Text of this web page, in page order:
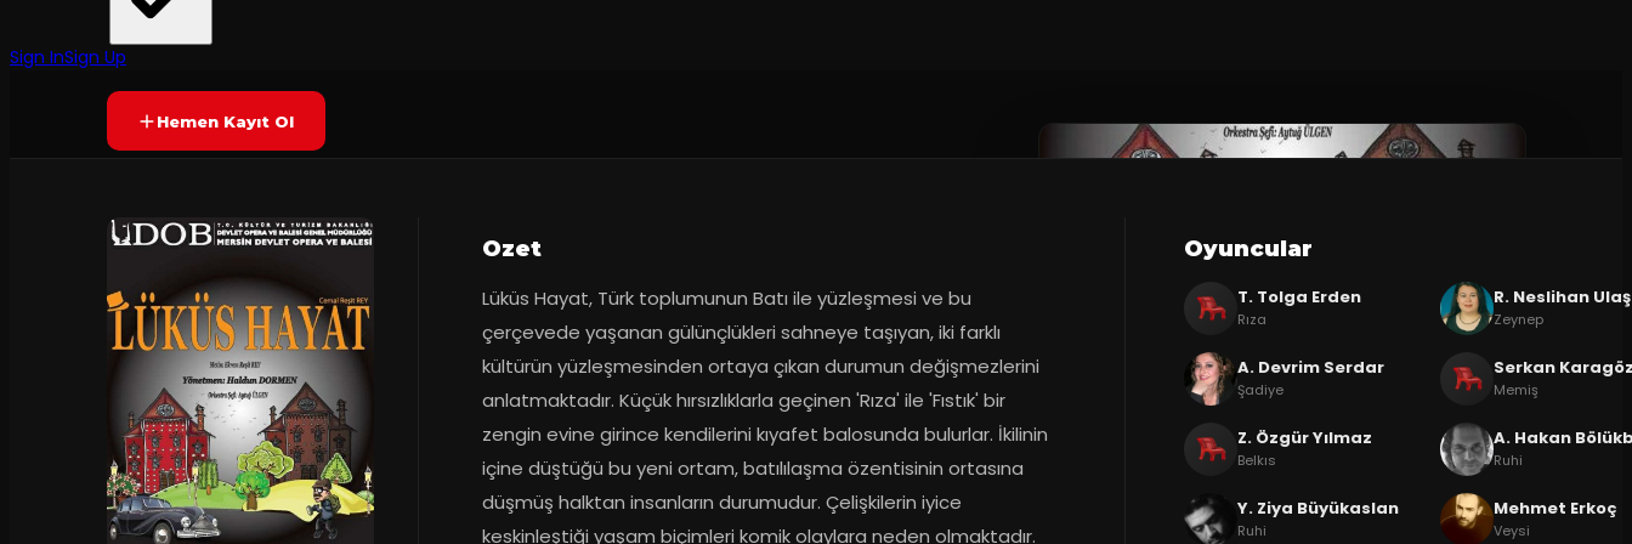
Sign InSign UpYAKINDA Yetersiz oy
Hemen Kayıt Ol
Ozet
Lüküs Hayat, Türk toplumunun Batı ile yüzleşmesi ve bu
çerçevede yaşanan gülünçlükleri sahneye taşıyan, iki farklı
kültürün yüzleşmesinden ortaya çıkan durumun değişmezlerini
anlatmaktadır. Küçük hırsızlıklarla geçinen 'Rıza' ile 'Fıstık' bir
zengin evine girince kendilerini kıyafet balosunda bulurlar. İkilinin
içine düştüğü bu yeni ortam, batılılaşma özentisinin ortasına
düşmüş halktan insanların durumudur. Çelişkilerin iyice
keskinleştiği yaşam biçimleri komik olaylara neden olmaktadır.
Oyuncular
T. Tolga Erden
Rıza
R. Neslihan Ulaş
Zeynep
A. Devrim Serdar
Şadiye
Serkan
Memiş
Z. Özgür Yılmaz
Belkıs
A. Hakan
Ruhi
Y. Ziya Büyükaslan
Ruhi
Mehmet Erkoç
Veysi